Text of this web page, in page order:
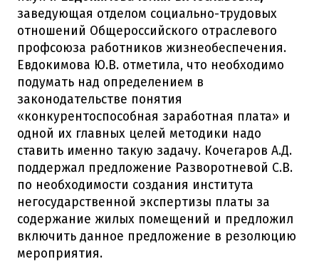
заведующая отделом социально-трудовых
отношений Общероссийского отраслевого
профсоюза работников жизнеобеспечения.
Евдокимова Ю.В. отметила, что необходимо
подумать над определением в
законодательстве понятия
«конкурентоспособная заработная плата» и
одной их главных целей методики надо
ставить именно такую задачу. Кочегаров А.Д.
поддержал предложение Разворотневой С.В.
по необходимости создания института
негосударственной экспертизы платы за
содержание жилых помещений и предложил
включить данное предложение в резолюцию
мероприятия.